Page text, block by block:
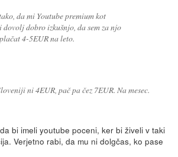
da mi Youtube premium kot
dovolj dobro izkušnjo, da sem za njo
4-5EUR na leto.
ni 4EUR, pač pa čez 7EUR. Na mesec.
bi imeli youtube poceni, ker bi živeli v taki
Verjetno rabi, da mu ni dolgčas, ko pase